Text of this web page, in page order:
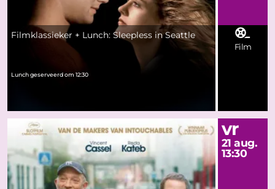
Filmklassieker + Lunch: Sleepless in Seattle
Lunch geserveerd om 12:30
Film
vr
21 aug.
13:30